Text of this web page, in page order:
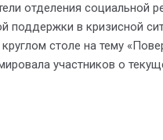
отделения социальной
поддержки в кризисной
круглом столе на тему
участников о